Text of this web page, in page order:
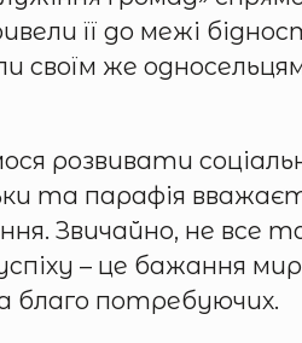
її до межі
своїм же
розвивати
та парафія
Звичайно, не все
– це бажання
благо потребуючих.